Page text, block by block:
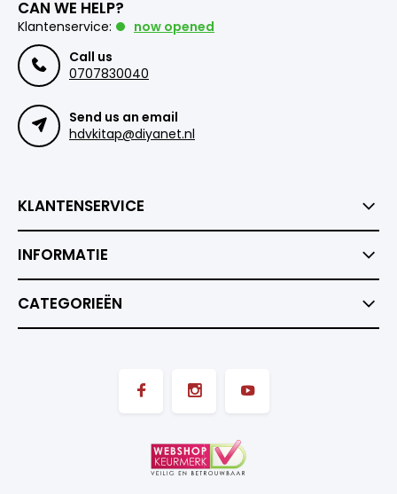
CAN WE HELP?
Klantenservice:
now opened
Call us
0707830040
Send us an email
hdvkitap@diyanet.nl
KLANTENSERVICE
INFORMATIE
CATEGORIEËN